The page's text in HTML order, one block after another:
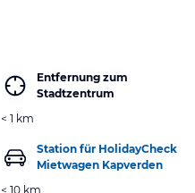
Entfernung zum
Stadtzentrum
< 1 km
Station für HolidayCheck
Mietwagen Kapverden
< 10 km